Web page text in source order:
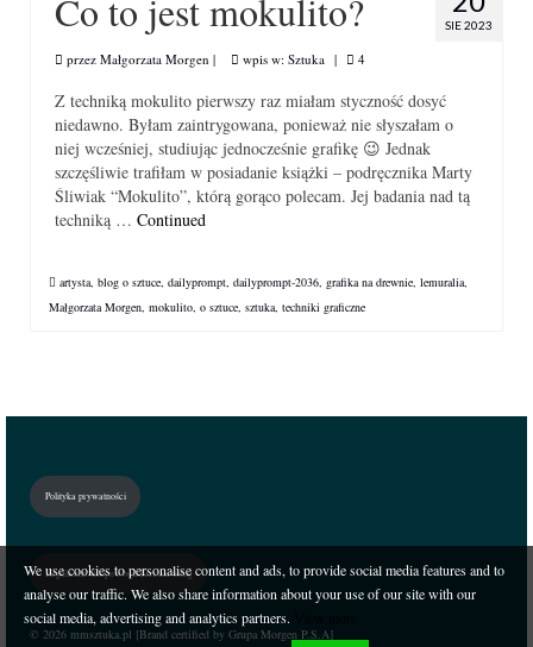
SIE 2023
Co to jest mokulito?
przez Małgorzata Morgen | wpis w: Sztuka | 4
Z techniką mokulito pierwszy raz miałam styczność dosyć
niedawno. Byłam zaintrygowana, ponieważ nie słyszałam o
niej wcześniej, studiując jednocześnie grafikę 😉 Jednak
szczęśliwie trafiłam w posiadanie książki – podręcznika Marty
Śliwiak “Mokulito”, którą gorąco polecam. Jej badania nad tą
techniką … Continued
artysta, blog o sztuce, dailyprompt, dailyprompt-2036, grafika na drewnie, lemuralia,
Małgorzata Morgen, mokulito, o sztuce, sztuka, techniki graficzne
Polityka prywatności
Regulamin sklepu i świadczenia usług
© 2026 mmsztuka.pl [Brand certified by Grupa Morgen P.S.A]
We use cookies to personalise content and ads, to provide social media features and to
analyse our traffic. We also share information about your use of our site with our
social media, advertising and analytics partners.